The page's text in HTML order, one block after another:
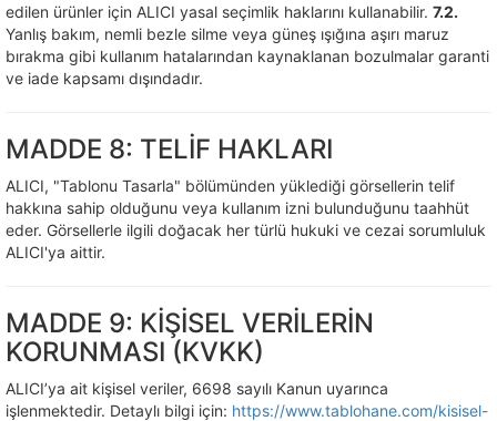
edilen ürünler için ALICI yasal seçimlik haklarını kullanabilir. 7.2.
Yanlış bakım, nemli bezle silme veya güneş ışığına aşırı maruz
bırakma gibi kullanım hatalarından kaynaklanan bozulmalar garanti
ve iade kapsamı dışındadır.
MADDE 8: TELİF HAKLARI
ALICI, "Tablonu Tasarla" bölümünden yüklediği görsellerin telif
hakkına sahip olduğunu veya kullanım izni bulunduğunu taahhüt
eder. Görsellerle ilgili doğacak her türlü hukuki ve cezai sorumluluk
ALICI'ya aittir.
MADDE 9: KİŞİSEL VERİLERİN
KORUNMASI (KVKK)
ALICI’ya ait kişisel veriler, 6698 sayılı Kanun uyarınca
işlenmektedir. Detaylı bilgi için: https://www.tablohane.com/kisisel-